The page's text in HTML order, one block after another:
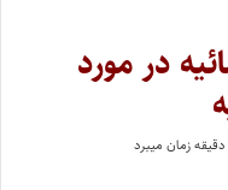
در مورد